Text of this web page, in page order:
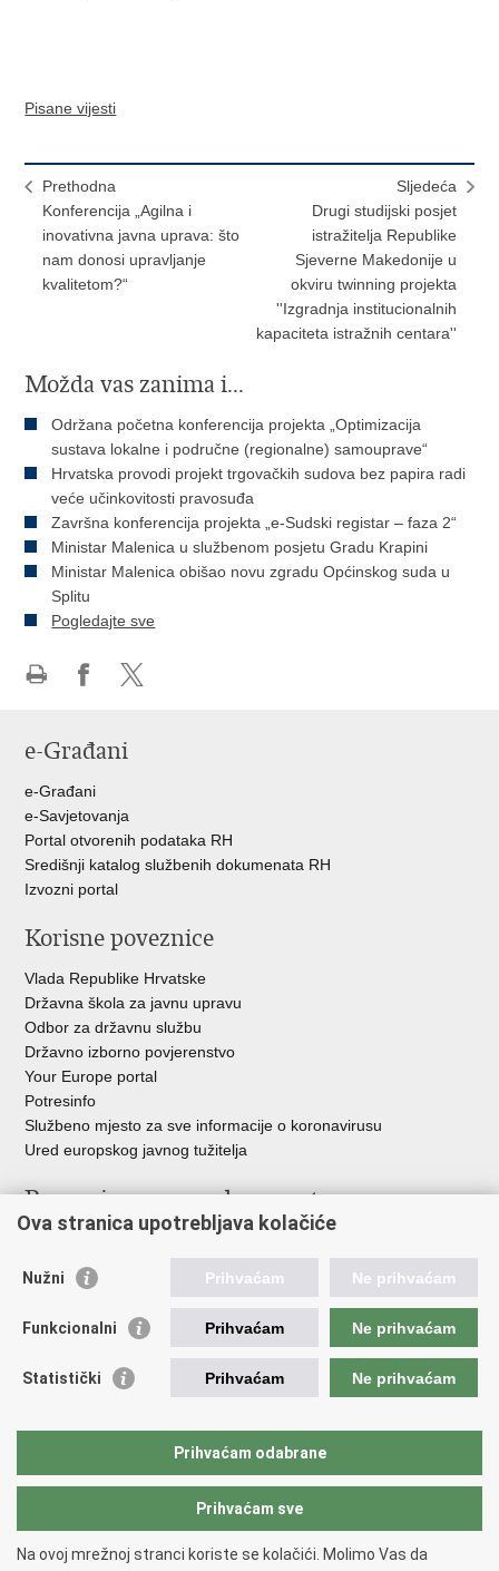
Pisane vijesti
Prethodna
Konferencija „Agilna i
inovativna javna uprava: što
nam donosi upravljanje
kvalitetom?“
Sljedeća
Drugi studijski posjet
istražitelja Republike
Sjeverne Makedonije u
okviru twinning projekta
''Izgradnja institucionalnih
kapaciteta istražnih centara''
Možda vas zanima i...
Održana početna konferencija projekta „Optimizacija
sustava lokalne i područne (regionalne) samouprave“
Hrvatska provodi projekt trgovačkih sudova bez papira radi
veće učinkovitosti pravosuđa
Završna konferencija projekta „e-Sudski registar – faza 2“
Ministar Malenica u službenom posjetu Gradu Krapini
Ministar Malenica obišao novu zgradu Općinskog suda u
Splitu
Pogledajte sve
FacebookuTwitteru
e-Građani
e-Građani
e-Savjetovanja
Portal otvorenih podataka RH
Središnji katalog službenih dokumenata RH
Izvozni portal
Korisne poveznice
Vlada Republike Hrvatske
Državna škola za javnu upravu
Odbor za državnu službu
Državno izborno povjerenstvo
Your Europe portal
Potresinfo
Službeno mjesto za sve informacije o koronavirusu
Ured europskog javnog tužitelja
Poveznice pravosudnog sustava
Državno odvjetništvo
Ured za suzbijanje korupcije i organiziranog kriminaliteta
Državnoodvjetničko vijeće
Hrvatska odvjetnička komora
Europski pravosudni portal
Copyright © 2026 Ministarstvo pravosuđa, uprave i digitalne
Ova stranica upotrebljava kolačiće
Nužni Prihvaćam Ne prihvaćam
Funkcionalni Prihvaćam Ne prihvaćam
Statistički Prihvaćam Ne prihvaćam
Prihvaćam odabrane
Prihvaćam sve
Na ovoj mrežnoj stranci koriste se kolačići. Molimo Vas da